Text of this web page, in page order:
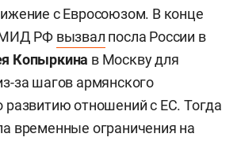
с Евросоюзом. В конце
МИД РФ вызвал посла России в
Копыркина в Москву для
за шагов армянского
развитию отношений с ЕС. Тогда
временные ограничения на